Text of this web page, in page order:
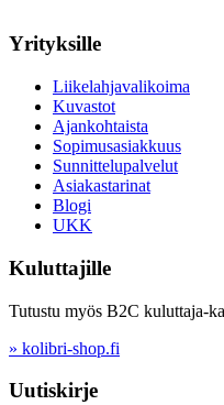
Yrityksille
Liikelahjavalikoima
Kuvastot
Ajankohtaista
Sopimusasiakkuus
Sunnittelupalvelut
Asiakastarinat
Blogi
UKK
Kuluttajille
Tutustu myös B2C kuluttaja-
» kolibri-shop.fi
Uutiskirje